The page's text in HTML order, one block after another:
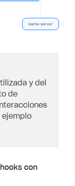
y del
de
ejemplo
con